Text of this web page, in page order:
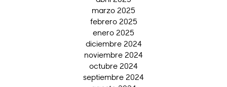
marzo 2025
febrero 2025
enero 2025
diciembre 2024
noviembre 2024
octubre 2024
septiembre 2024